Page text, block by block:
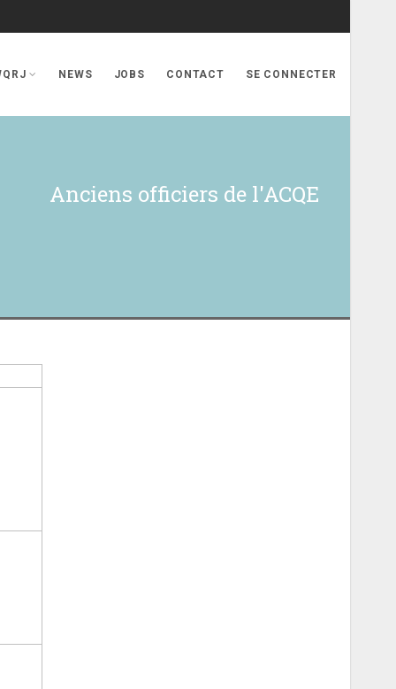
NEWS JOBS CONTACT SE CONNECTER
Anciens officiers de l'ACQE